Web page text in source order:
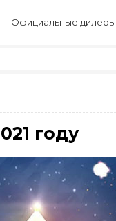
Официальные дилеры
году